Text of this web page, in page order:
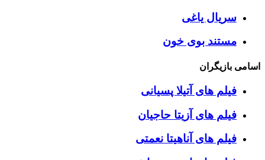
سریال یاغی
مستند بوی خون
اسامی بازیگران
فیلم های آتیلا پسیانی
فیلم های آزیتا حاجیان
فیلم های آناهیتا نعمتی